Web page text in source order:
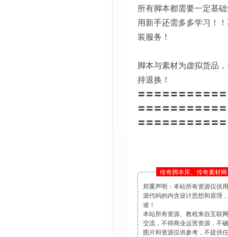
所有脚本都需要一定基
用新手还需多多学习！
装服务！
脚本与素材为虚拟货品
持退换！
〓〓〓〓〓〓〓〓〓〓
〓〓〓〓〓〓〓〓〓〓
〓〓〓〓〓〓〓〓〓〓
传奇脚本库、传奇素材
郑重声明：本站所有资源仅供
源代码的内含设计思想和原理
途！
本站所有资源、教程来自互联
交流，不得商业运营资源，不
图片和资源仅供参考，不提供